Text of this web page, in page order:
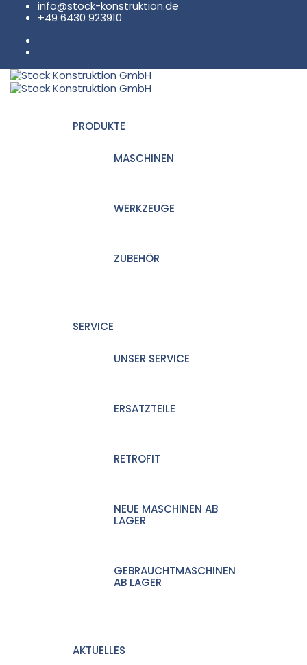
info@stock-konstruktion.de
+49 6430 923910
PRODUKTE
MASCHINEN
WERKZEUGE
ZUBEHÖR
SERVICE
UNSER SERVICE
ERSATZTEILE
RETROFIT
NEUE MASCHINEN AB
LAGER
GEBRAUCHTMASCHINEN
AB LAGER
AKTUELLES